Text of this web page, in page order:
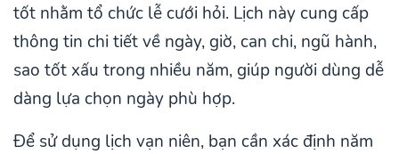
tốt nhằm tổ chức lễ cưới hỏi. Lịch này cung cấp
thông tin chi tiết về ngày, giờ, can chi, ngũ hành,
sao tốt xấu trong nhiều năm, giúp người dùng dễ
dàng lựa chọn ngày phù hợp.
Để sử dụng lịch vạn niên, bạn cần xác định năm